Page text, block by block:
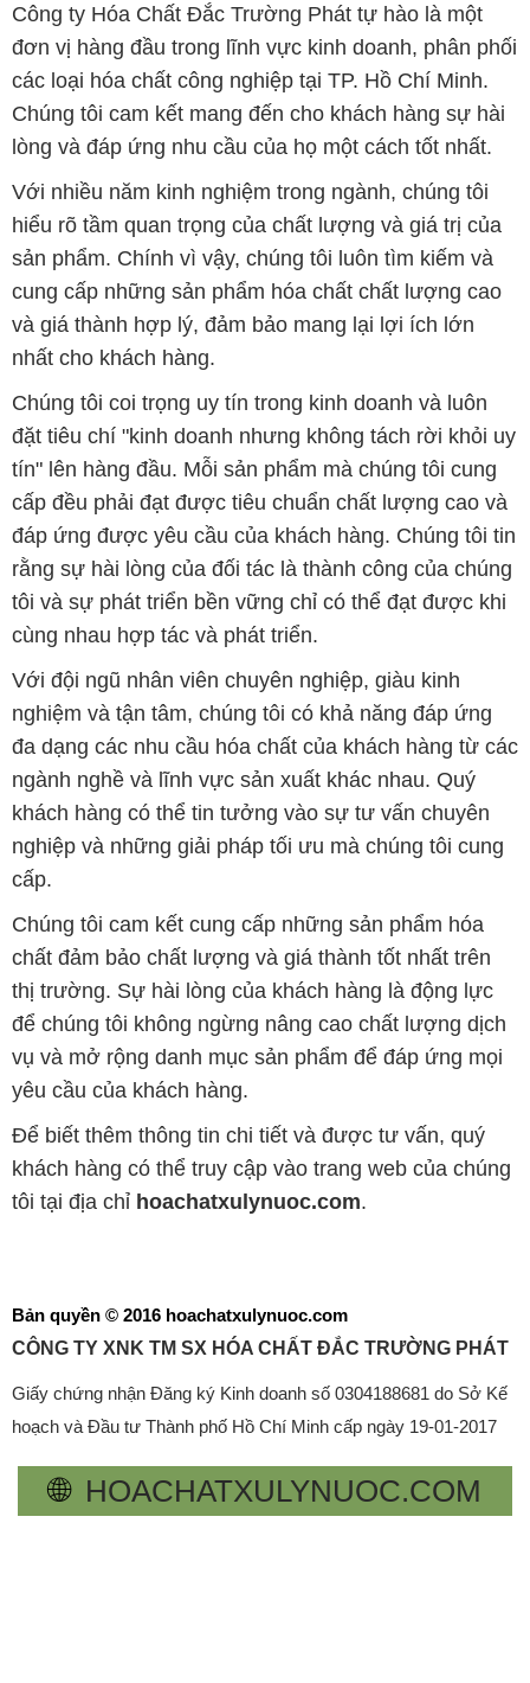
Công ty Hóa Chất Đắc Trường Phát tự hào là một
đơn vị hàng đầu trong lĩnh vực kinh doanh, phân phối
các loại hóa chất công nghiệp tại TP. Hồ Chí Minh.
Chúng tôi cam kết mang đến cho khách hàng sự hài
lòng và đáp ứng nhu cầu của họ một cách tốt nhất.
Với nhiều năm kinh nghiệm trong ngành, chúng tôi
hiểu rõ tầm quan trọng của chất lượng và giá trị của
sản phẩm. Chính vì vậy, chúng tôi luôn tìm kiếm và
cung cấp những sản phẩm hóa chất chất lượng cao
và giá thành hợp lý, đảm bảo mang lại lợi ích lớn
nhất cho khách hàng.
Chúng tôi coi trọng uy tín trong kinh doanh và luôn
đặt tiêu chí "kinh doanh nhưng không tách rời khỏi uy
tín" lên hàng đầu. Mỗi sản phẩm mà chúng tôi cung
cấp đều phải đạt được tiêu chuẩn chất lượng cao và
đáp ứng được yêu cầu của khách hàng. Chúng tôi tin
rằng sự hài lòng của đối tác là thành công của chúng
tôi và sự phát triển bền vững chỉ có thể đạt được khi
cùng nhau hợp tác và phát triển.
Với đội ngũ nhân viên chuyên nghiệp, giàu kinh
nghiệm và tận tâm, chúng tôi có khả năng đáp ứng
đa dạng các nhu cầu hóa chất của khách hàng từ các
ngành nghề và lĩnh vực sản xuất khác nhau. Quý
khách hàng có thể tin tưởng vào sự tư vấn chuyên
nghiệp và những giải pháp tối ưu mà chúng tôi cung
cấp.
Chúng tôi cam kết cung cấp những sản phẩm hóa
chất đảm bảo chất lượng và giá thành tốt nhất trên
thị trường. Sự hài lòng của khách hàng là động lực
để chúng tôi không ngừng nâng cao chất lượng dịch
vụ và mở rộng danh mục sản phẩm để đáp ứng mọi
yêu cầu của khách hàng.
Để biết thêm thông tin chi tiết và được tư vấn, quý
khách hàng có thể truy cập vào trang web của chúng
tôi tại địa chỉ hoachatxulynuoc.com.
Bản quyền © 2016 hoachatxulynuoc.com
CÔNG TY XNK TM SX HÓA CHẤT ĐẮC TRƯỜNG PHÁT
Giấy chứng nhận Đăng ký Kinh doanh số 0304188681 do Sở Kế
hoạch và Đầu tư Thành phố Hồ Chí Minh cấp ngày 19-01-2017
🌐 HOACHATXULYNUOC.COM